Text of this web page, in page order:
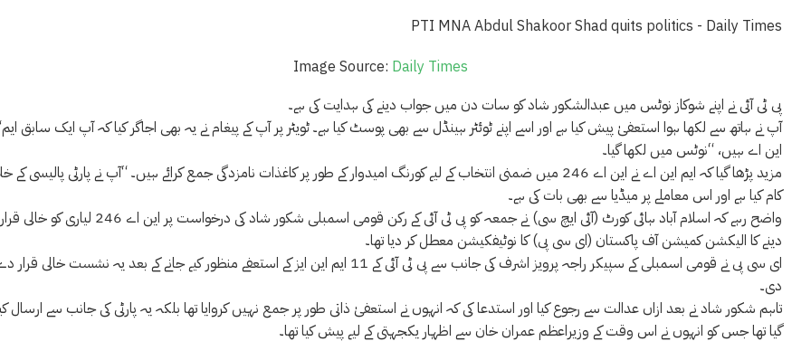
Image Source: Daily Times
پی ٹی آئی نے اپنے شوکاز نوٹس میں عبدالشکور شاد کو سات دن میں جواب دینے کی ہدایت کی ہے۔
“آپ نے ہاتھ سے لکھا ہوا استعفیٰ
این اے ہیں، “نوٹس میں لکھا گیا۔
مزید پڑھا گیا کہ ایم این اے نے این اے 246 میں ضمنی انتخاب کے لیے کورنگ امیدوار کے طور پر کاغذات نامزدگی جمع کرائے ہیں۔ “آپ نے پارٹی پالیسی
کام کیا ہے اور اس معاملے پر میڈیا سے بھی بات کی ہے۔
واضح رہے کہ اسلام آباد ہائی کورٹ (آئی ایچ سی) نے جمعہ کو پی ٹی آئی کے رکن قومی اسمبلی شکور شاد کی درخواست پر این اے 246 لیاری کو خالی قرار
دینے کا الیکشن کمیشن آف پاکستان (ای سی پی) کا نوٹیفکیشن معطل کر دیا تھا۔
ای سی پی نے قومی اسمبلی کے سپیکر راجہ پرویز اشرف کی جانب سے پی ٹی آئی کے 11 ایم این ایز کے استعفے منظور کیے جانے کے بعد یہ نشست خالی قرار
دی۔
تاہم شکور شاد نے بعد ازاں عدالت سے رجوع کیا اور استدعا کی کہ انہوں نے استعفیٰ ذاتی طور پر جمع نہیں کروایا تھا بلکہ یہ پارٹی کی جانب سے ارسال
گیا تھا جس کو انہوں نے اس وقت کے وزیراعظم عمران خان سے اظہار یکجہتی کے لیے پیش کیا تھا۔